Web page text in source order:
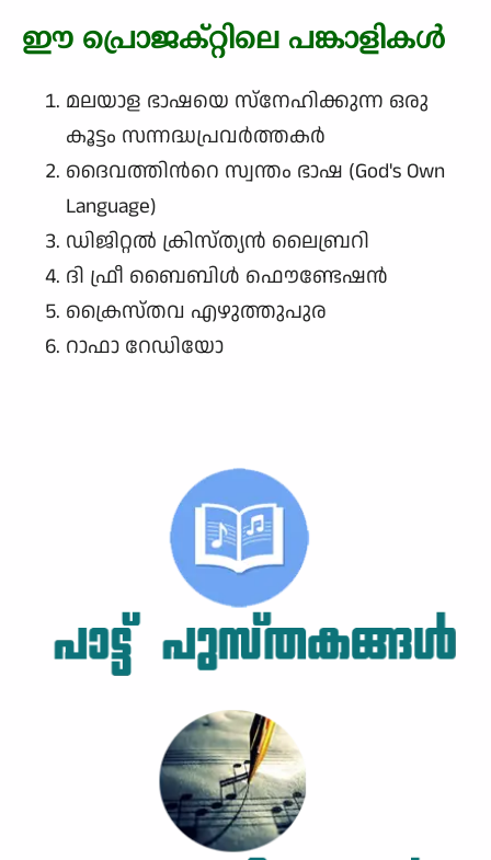
ഈ പ്രൊജക്റ്റിലെ പങ്കാളികള്‍
മലയാള ഭാഷയെ സ്നേഹിക്കുന്ന ഒരു
കൂട്ടം സന്നദ്ധപ്രവർത്തകർ
ദൈവത്തിന്‍റെ സ്വന്തം ഭാഷ (God's Own
Language)
ഡിജിറ്റല്‍ ക്രിസ്ത്യന്‍ ലൈബ്രറി
ദി ഫ്രീ ബൈബിൾ ഫൌണ്ടേഷൻ
ക്രൈസ്തവ എഴുത്തുപുര
റാഫാ റേഡിയോ